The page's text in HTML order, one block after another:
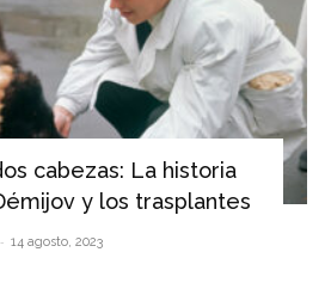
cabezas: La historia
y los trasplantes
- 14 agosto, 2023